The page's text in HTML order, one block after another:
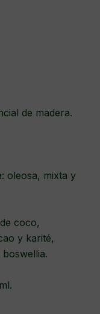
de madera.
oleosa, mixta y
coco,
y karité,